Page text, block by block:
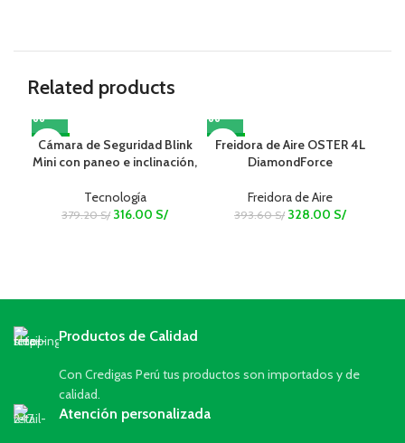
Related products
-17%
Cámara de Seguridad Blink
Mini con paneo e inclinación,
Tecnología
379.20S/ 316.00 S/
-17%
Freidora de Aire OSTER 4L
DiamondForce
Freidora de Aire
393.60S/ 328.00 S/
Productos de Calidad
Con Credigas Perú tus productos son importados y de
calidad.
Atención personalizada